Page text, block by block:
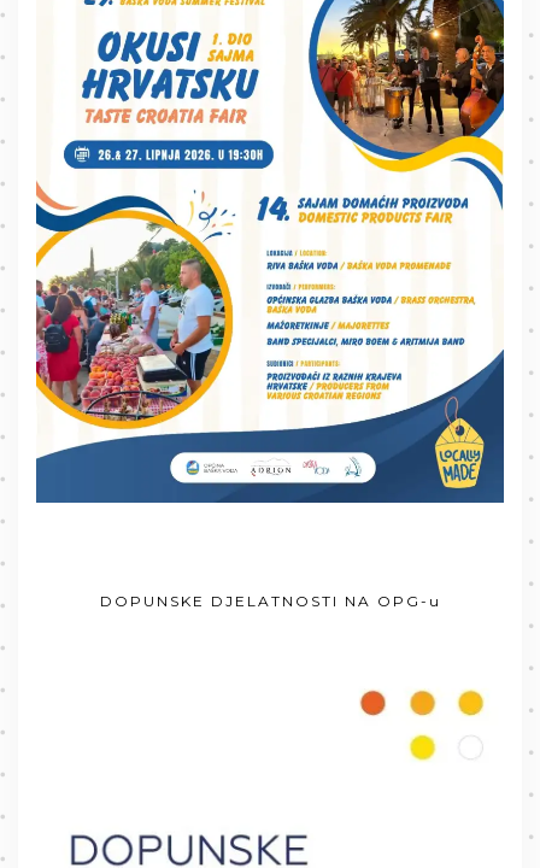
DOPUNSKE DJELATNOSTI NA OPG-u